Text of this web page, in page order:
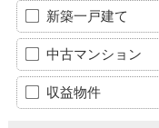
新築一戸建て
中古マンション
収益物件